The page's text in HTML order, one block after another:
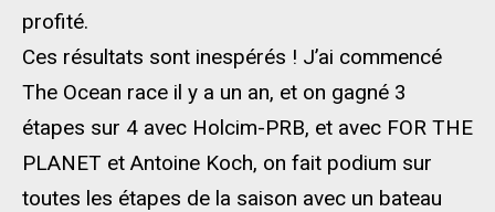
profité.
Ces résultats sont inespérés ! J’ai commencé
The Ocean race il y a un an, et on gagné 3
étapes sur 4 avec Holcim-PRB, et avec FOR THE
PLANET et Antoine Koch, on fait podium sur
toutes les étapes de la saison avec un bateau